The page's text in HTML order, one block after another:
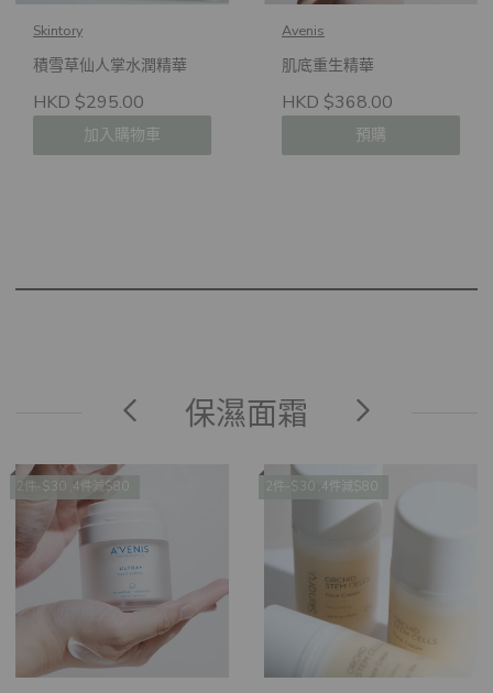
Skintory
積雪草仙人掌水潤精華
HKD $295.00
加入購物車
Avenis
肌底重生精華
HKD $368.00
預購
保濕面霜
2件-$30 ,4件減$80 2件-$30 ,4件減$80